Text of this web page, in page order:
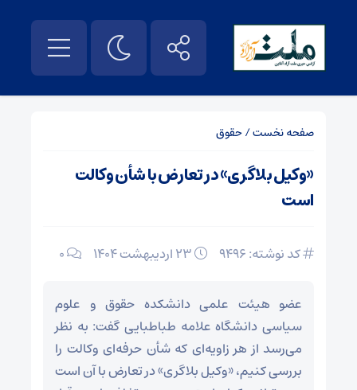
صفحه نخست/حقوق
«وکیل‌ بلاگری» در تعارض با شأن وکالت
است
کد نوشته: 9496 0
عضو هیئت علمی دانشکده حقوق و علوم
سیاسی دانشگاه علامه طباطبایی گفت: به نظر
می‌رسد از هر زاویه‌ای که شأن حرفه‌ای وکالت را
بررسی کنیم، «وکیل‌ بلاگری» در تعارض با آن است